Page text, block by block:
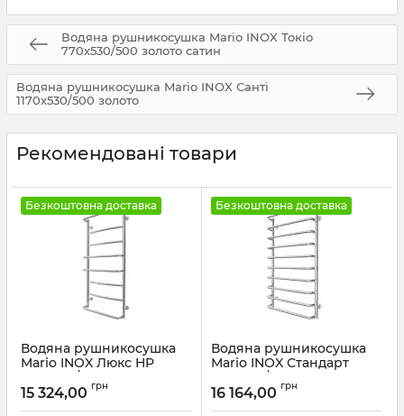
Водяна рушникосушка Mario INOX Токіо
770х530/500 золото сатин
Водяна рушникосушка Mario INOX Санті
1170х530/500 золото
Рекомендовані товари
Безкоштовна доставка
Водяна рушникосушка
Mario INOX Люкс HP
1170х530/500 золото
Артикул:1.8.044584.P-G
15 324,00 грн
Безкоштовна доставка
Водяна рушникосушка
Mario INOX Стандарт
970х530/500 золото
сатин
Артикул:1.8.044611.P-GS
16 164,00 грн